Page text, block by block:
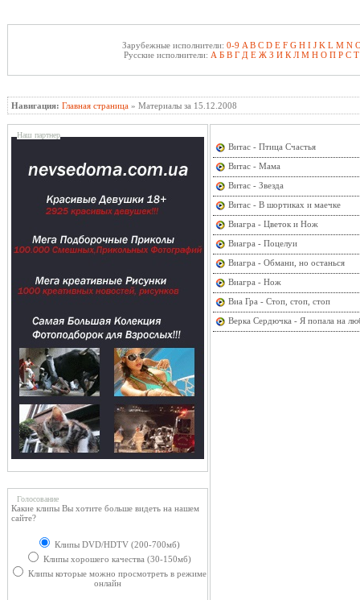
Зарубежные исполнители: 0-9 A B C D E F G H I J K L M N
Русские исполнители: А Б В Г Д Е Ж З И К Л М Н О П Р С Т
Навигация: Главная страница » Материалы за 15.12.2008
Наш партнер
Голосование
Какие клипы Вы хотите больше видеть на нашем
сайте?
Клипы DVD/HDTV (200-700мб)
Клипы хорошего качества (30-150мб)
Клипы которые можно просмотреть в режиме
онлайн
Витас - Птица Счастья
Витас - Мама
Витас - Звезда
Витас - В шортиках и маечке
Виагра - Цветок и Нож
Виагра - Поцелуи
Виагра - Обмани, но останься
Виагра - Нож
Виа Гра - Стоп, стоп, стоп
Верка Сердючка - Я попала на